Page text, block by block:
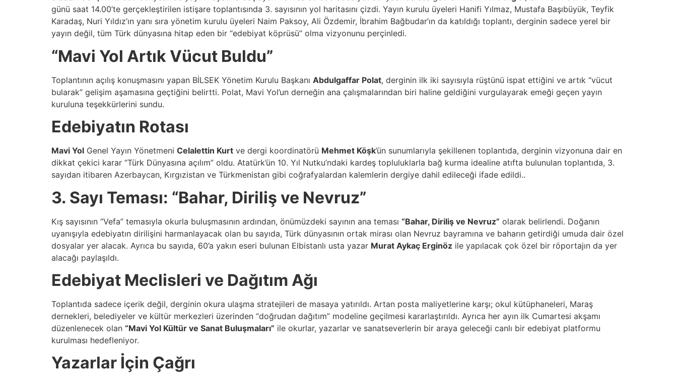
günü saat 14.00’te gerçekleştirilen istişare toplantısında 3. sayısının yol haritasını çizdi. Yayın kurulu üyeleri Hanifi Yılmaz, Mustafa Başıbüyük, Teyfik
Karadaş, Nuri Yıldız’ın yanı sıra yönetim kurulu üyeleri Naim Paksoy, Ali Özdemir, İbrahim Bağbudar’ın da katıldığı toplantı, derginin sadece yerel bir
yayın değil, tüm Türk dünyasına hitap eden bir “edebiyat köprüsü” olma vizyonunu perçinledi.
“Mavi Yol Artık Vücut Buldu”
Toplantının açılış konuşmasını yapan BİLSEK Yönetim Kurulu Başkanı Abdulgaffar Polat, derginin ilk iki sayısıyla rüştünü ispat ettiğini ve artık “vücut
bularak” gelişim aşamasına geçtiğini belirtti. Polat, Mavi Yol’un derneğin ana çalışmalarından biri haline geldiğini vurgulayarak emeği geçen yayın
kuruluna teşekkürlerini sundu.
Edebiyatın Rotası
Mavi Yol Genel Yayın Yönetmeni Celalettin Kurt ve dergi koordinatörü Mehmet Köşk’ün sunumlarıyla şekillenen toplantıda, derginin vizyonuna dair en
dikkat çekici karar “Türk Dünyasına açılım” oldu. Atatürk’ün 10. Yıl Nutku’ndaki kardeş topluluklarla bağ kurma idealine atıfta bulunulan toplantıda, 3.
sayıdan itibaren Azerbaycan, Kırgızistan ve Türkmenistan gibi coğrafyalardan kalemlerin dergiye dahil edileceği ifade edildi..
3. Sayı Teması: “Bahar, Diriliş ve Nevruz”
Kış sayısının “Vefa” temasıyla okurla buluşmasının ardından, önümüzdeki sayının ana teması “Bahar, Diriliş ve Nevruz” olarak belirlendi. Doğanın
uyanışıyla edebiyatın dirilişini harmanlayacak olan bu sayıda, Türk dünyasının ortak mirası olan Nevruz bayramına ve baharın getirdiği umuda dair özel
dosyalar yer alacak. Ayrıca bu sayıda, 60’a yakın eseri bulunan Elbistanlı usta yazar Murat Aykaç Erginöz ile yapılacak çok özel bir röportajın da yer
alacağı paylaşıldı.
Edebiyat Meclisleri ve Dağıtım Ağı
Toplantıda sadece içerik değil, derginin okura ulaşma stratejileri de masaya yatırıldı. Artan posta maliyetlerine karşı; okul kütüphaneleri, Maraş
dernekleri, belediyeler ve kültür merkezleri üzerinden “doğrudan dağıtım” modeline geçilmesi kararlaştırıldı. Ayrıca her ayın ilk Cumartesi akşamı
düzenlenecek olan “Mavi Yol Kültür ve Sanat Buluşmaları” ile okurlar, yazarlar ve sanatseverlerin bir araya geleceği canlı bir edebiyat platformu
kurulması hedefleniyor.
Yazarlar İçin Çağrı